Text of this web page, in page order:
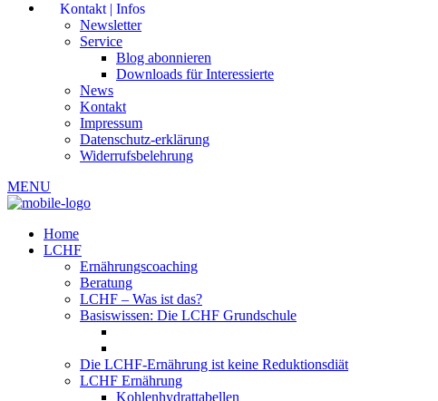
Kontakt | Infos
Newsletter
Service
Blog abonnieren
Downloads für Interessierte
News
Kontakt
Impressum
Datenschutz-erklärung
Widerrufsbelehrung
MENU
Home
LCHF
Ernährungscoaching
Beratung
LCHF – Was ist das?
Basiswissen: Die LCHF Grundschule
Die LCHF-Ernährung ist keine Reduktionsdiät
LCHF Ernährung
Kohlenhydrattabellen